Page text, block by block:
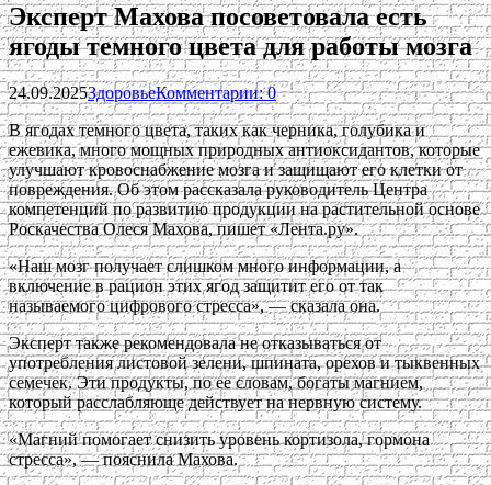
Эксперт Махова посоветовала есть
ягоды темного цвета для работы мозга
24.09.2025ЗдоровьеКомментарии: 0
В ягодах темного цвета, таких как черника, голубика и
ежевика, много мощных природных антиоксидантов, которые
улучшают кровоснабжение мозга и защищают его клетки от
повреждения. Об этом рассказала руководитель Центра
компетенций по развитию продукции на растительной основе
Роскачества Олеся Махова, пишет «Лента.ру».
«Наш мозг получает слишком много информации, а
включение в рацион этих ягод защитит его от так
называемого цифрового стресса», — сказала она.
Эксперт также рекомендовала не отказываться от
употребления листовой зелени, шпината, орехов и тыквенных
семечек. Эти продукты, по ее словам, богаты магнием,
который расслабляюще действует на нервную систему.
«Магний помогает снизить уровень кортизола, гормона
стресса», — пояснила Махова.